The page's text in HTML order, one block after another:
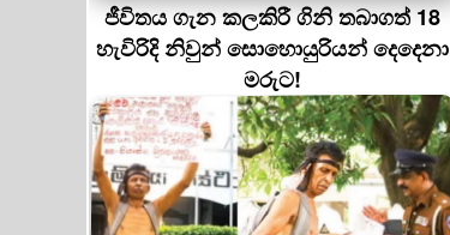
ජීවිතය ගැන කලකිරී ගිනි තබාගත් 18
හැවිරිදි නිවුන් සොහොයුරියන් දෙදෙනා
මරුට!